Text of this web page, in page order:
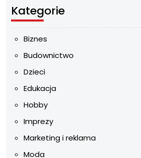
Kategorie
Biznes
Budownictwo
Dzieci
Edukacja
Hobby
Imprezy
Marketing i reklama
Moda